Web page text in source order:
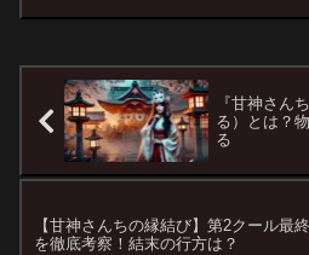
『甘神さん
る）とは？
る
【甘神さんちの縁結び】第2クール最
を徹底考察！結末の行方は？